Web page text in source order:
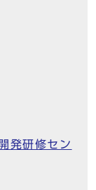
発研修セン